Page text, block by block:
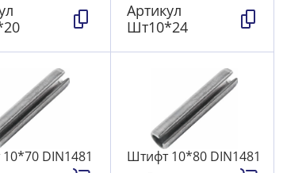
Артикул
Шт10*24
DIN1481 Штифт 10*80 DIN1481